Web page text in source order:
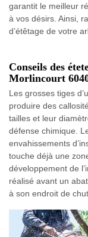
garantit le meilleur
à vos désirs. Ainsi,
d’étêtage de votre
Conseils des
Morlincourt
Les grosses tiges
produire des
tailles et leur
défense chimique.
envahissements
touche déjà une
développement de
réalisé avant un
à son endroit de